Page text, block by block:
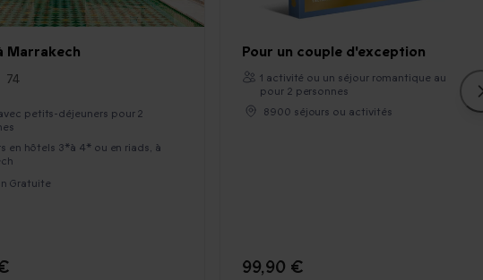
Marrakech
74
petits-déjeuners pour 2
en hôtels 3*à 4* ou en riads, à
Gratuite
Pour un couple d'exception
1 activité ou un séjour romantique au choix
pour 2 personnes
8900 séjours ou activités
99,90 €